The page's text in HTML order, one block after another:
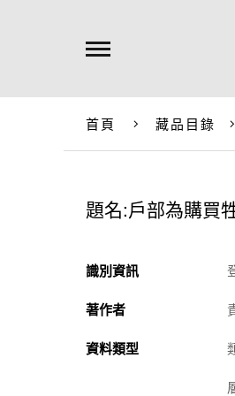
首頁 藏品目錄
題名:戶部為購買
識別資訊
著作者
資料類型